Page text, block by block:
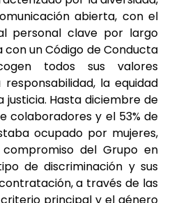
abierta, con el
personal clave por largo
con un Código de Conducta
todos sus valores
la equidad
justicia. Hasta diciembre de
colaboradores y el 53% de
ocupado por mujeres,
del Grupo en
de discriminación y sus
a través de las
principal y el género